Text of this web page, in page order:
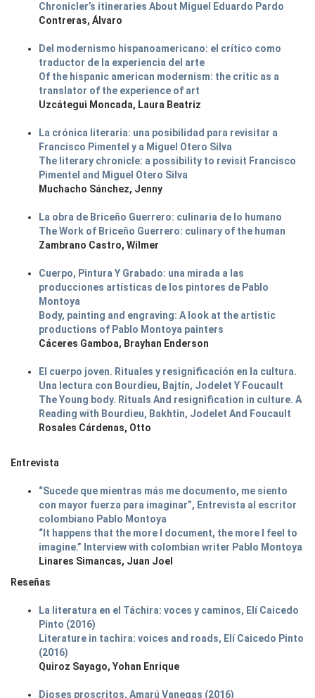
Chronicler’s itineraries About Miguel Eduardo Pardo
Contreras, Álvaro
Del modernismo hispanoamericano: el crítico como
traductor de la experiencia del arte
Of the hispanic american modernism: the critic as a
translator of the experience of art
Uzcátegui Moncada, Laura Beatriz
La crónica literaria: una posibilidad para revisitar a
Francisco Pimentel y a Miguel Otero Silva
The literary chronicle: a possibility to revisit Francisco
Pimentel and Miguel Otero Silva
Muchacho Sánchez, Jenny
La obra de Briceño Guerrero: culinaria de lo humano
The Work of Briceño Guerrero: culinary of the human
Zambrano Castro, Wilmer
Cuerpo, Pintura Y Grabado: una mirada a las
producciones artísticas de los pintores de Pablo
Montoya
Body, painting and engraving: A look at the artistic
productions of Pablo Montoya painters
Cáceres Gamboa, Brayhan Enderson
El cuerpo joven. Rituales y resignificación en la cultura.
Una lectura con Bourdieu, Bajtín, Jodelet Y Foucault
The Young body. Rituals And resignification in culture. A
Reading with Bourdieu, Bakhtin, Jodelet And Foucault
Rosales Cárdenas, Otto
Entrevista
“Sucede que mientras más me documento, me siento
con mayor fuerza para imaginar”, Entrevista al escritor
colombiano Pablo Montoya
“It happens that the more I document, the more I feel to
imagine.” Interview with colombian writer Pablo Montoya
Linares Simancas, Juan Joel
Reseñas
La literatura en el Táchira: voces y caminos, Elí Caicedo
Pinto (2016)
Literature in tachira: voices and roads, Elí Caicedo Pinto
(2016)
Quiroz Sayago, Yohan Enrique
Dioses proscritos, Amarú Vanegas (2016)